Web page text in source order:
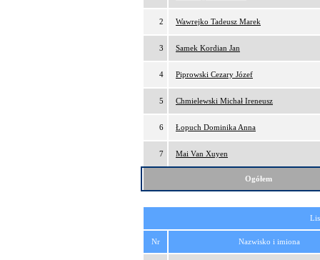
2 Wawrejko Tadeusz Marek
3 Samek Kordian Jan
4 Piprowski Cezary Józef
5 Chmielewski Michał Ireneusz
6 Łopuch Dominika Anna
7 Mai Van Xuyen
Ogółem
Nr Nazwisko i imiona